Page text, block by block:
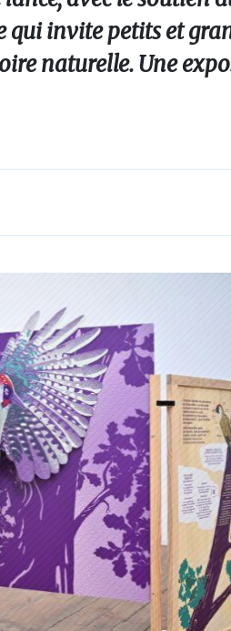
invite petits et
naturelle. Une